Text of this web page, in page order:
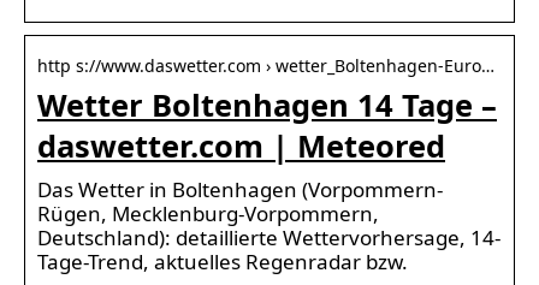
http s://www.daswetter.com › wetter_Boltenhagen-Euro…
Wetter Boltenhagen 14 Tage –
daswetter.com | Meteored
Das Wetter in Boltenhagen (Vorpommern-
Rügen, Mecklenburg-Vorpommern,
Deutschland): detaillierte Wettervorhersage, 14-
Tage-Trend, aktuelles Regenradar bzw.